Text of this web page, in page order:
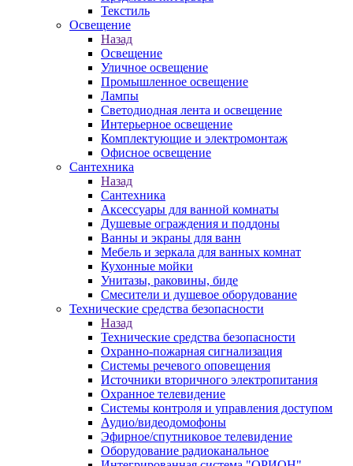
Текстиль
Освещение
Назад
Освещение
Уличное освещение
Промышленное освещение
Лампы
Светодиодная лента и освещение
Интерьерное освещение
Комплектующие и электромонтаж
Офисное освещение
Сантехника
Назад
Сантехника
Аксессуары для ванной комнаты
Душевые ограждения и поддоны
Ванны и экраны для ванн
Мебель и зеркала для ванных комнат
Кухонные мойки
Унитазы, раковины, биде
Смесители и душевое оборудование
Технические средства безопасности
Назад
Технические средства безопасности
Охранно-пожарная сигнализация
Системы речевого оповещения
Источники вторичного электропитания
Охранное телевидение
Системы контроля и управления доступом
Аудио/видеодомофоны
Эфирное/спутниковое телевидение
Оборудование радиоканальное